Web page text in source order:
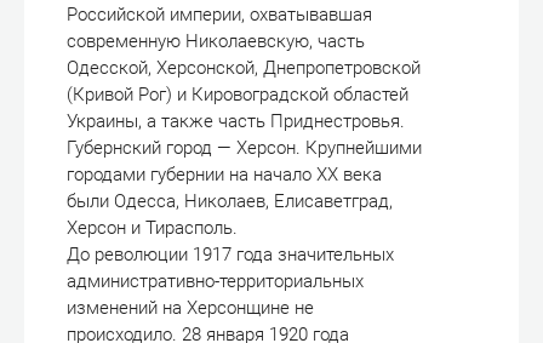
Российской империи, охватывавшая
современную Николаевскую, часть
Одесской, Херсонской, Днепропетровской
(Кривой Рог) и Кировоградской областей
Украины, а также часть Приднестровья.
Губернский город — Херсон. Крупнейшими
городами губернии на начало XX века
были Одесса, Николаев, Елисаветград,
Херсон и Тирасполь.
До революции 1917 года значительных
административно-территориальных
изменений на Херсонщине не
происходило. 28 января 1920 года